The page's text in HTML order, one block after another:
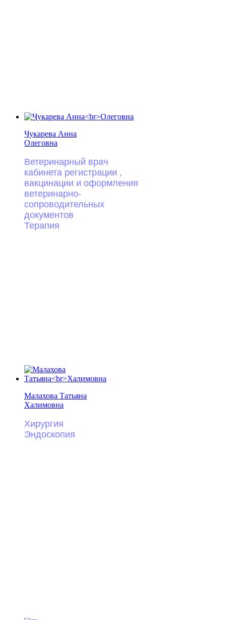
Чукарева Анна
Олеговна
Ветеринарный врач
кабинета регистрации ,
вакцинации и оформления
ветеринарно-
сопроводительных
документов
Терапия
Малахова Татьяна
Халимовна
Хирургия
Эндоскопия